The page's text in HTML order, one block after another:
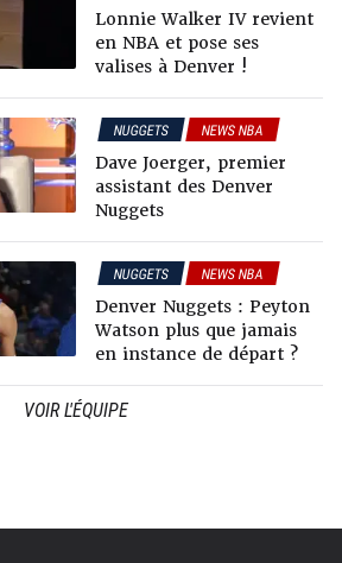
RUMEURS & TRADES
Lonnie Walker IV revient
en NBA et pose ses
valises à Denver !
NUGGETS NEWS NBA
Dave Joerger, premier
assistant des Denver
Nuggets
NUGGETS NEWS NBA
Denver Nuggets : Peyton
Watson plus que jamais
en instance de départ ?
VOIR L'ÉQUIPE